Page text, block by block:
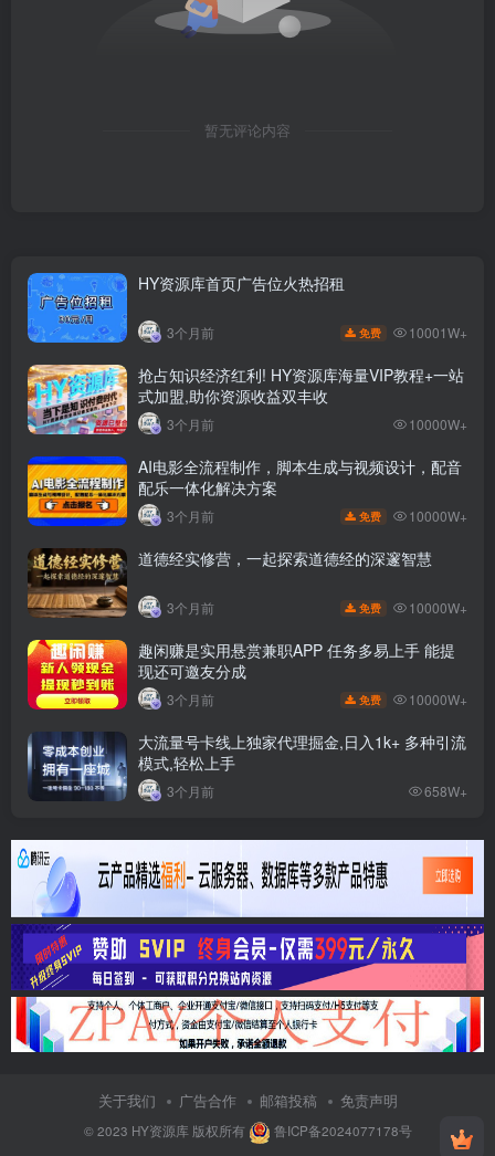
暂无评论内容
HY资源库首页广告位火热招租
3个月前 免费 10001W+
抢占知识经济红利! HY资源库海量VIP教程+一站
式加盟,助你资源收益双丰收
3个月前 10000W+
AI电影全流程制作，脚本生成与视频设计，配音
配乐一体化解决方案
3个月前 免费 10000W+
道德经实修营，一起探索道德经的深邃智慧
3个月前 免费 10000W+
趣闲赚是实用悬赏兼职APP 任务多易上手 能提
现还可邀友分成
3个月前 免费 10000W+
大流量号卡线上独家代理掘金,日入1k+ 多种引流
模式,轻松上手
3个月前 658W+
关于我们 广告合作 邮箱投稿 免责声明
© 2023 HY资源库版权所有 鲁ICP备2024077178号